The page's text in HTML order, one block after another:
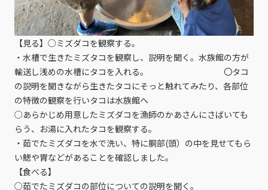
【見る】○ミズダコを観察する。
・水槽で生きたミズタコを観察し、説明を聞く。水族館の方が
輸送し浅めの水槽にタコを入れる。 〇タコ
の説明を聞きながら生きたタコにそっと触れてみたり、各部位
の特徴の観察を行いタコは水族館へ
○あらかじめ用意したミズダコを漁師のかあさんにさばいても
らう、お湯に入れたタコを観察する。
・茹でたミズダコを水で洗い、特に胴部(頭）の中を見せてもら
い鰓や胃などがあることを確認しました。
【食べる】
○茹でたミズダコの部位についての説明を聞く。